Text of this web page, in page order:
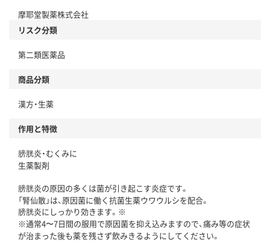
摩耶堂製薬株式会社
リスク分類
第二類医薬品
商品分類
漢方・生薬
作用と特徴
膀胱炎・むくみに
生薬製剤
膀胱炎の原因の多くは菌が引き起こす炎症です。
「腎仙散」は、原因菌に働く抗菌生薬ウワウルシを配合。
膀胱炎にしっかり効きます。※
※通常4〜7日間の服用で原因菌を抑え込みますので、痛み等の症状
が治まった後も薬を残さず飲みきるようにしてください。